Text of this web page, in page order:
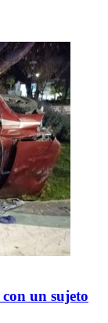
un sujeto